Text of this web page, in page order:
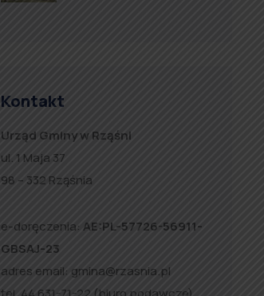
Kontakt
Urząd Gminy w Rząśni
ul. 1 Maja 37
98 – 332 Rząśnia
e-doręczenia: AE:PL-57726-56911-
GBSAJ-23
adres email: gmina@rzasnia.pl